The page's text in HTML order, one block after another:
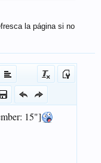
la página si no